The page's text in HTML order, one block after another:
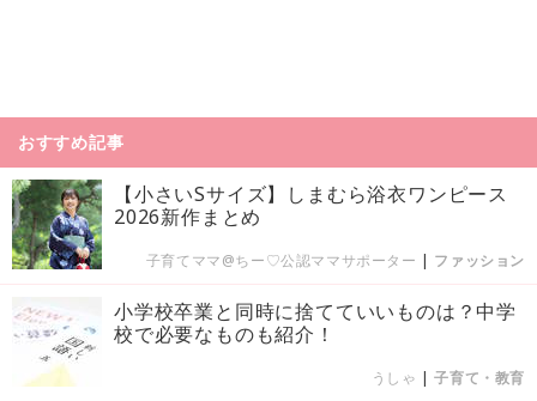
おすすめ記事
【小さいSサイズ】しまむら浴衣ワンピース
2026新作まとめ
子育てママ@ちー♡公認ママサポーター | ファッション
小学校卒業と同時に捨てていいものは？中学
校で必要なものも紹介！
うしゃ |子育て・教育